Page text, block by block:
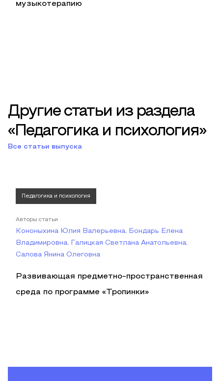
музыкотерапию
Другие статьи из раздела
«Педагогика и психология»
Все статьи выпуска
Педагогика и психология
Авторы статьи
Кононыхина Юлия Валерьевна, Бондарь Елена
Владимировна, Галицкая Светлана Анатольевна,
Салова Янина Олеговна
Развивающая предметно-пространственная
среда по программе «Тропинки»